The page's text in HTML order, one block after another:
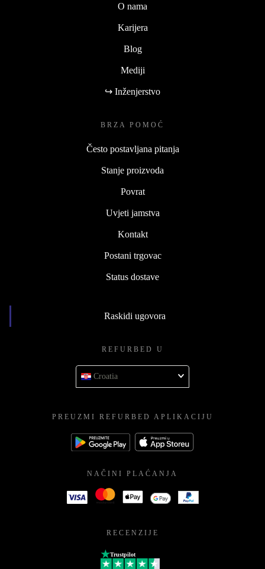
O nama
Karijera
Blog
Mediji
↪ Inženjerstvo
BRZA POMOĆ
Često postavljana pitanja
Stanje proizvoda
Povrat
Uvjeti jamstva
Kontakt
Postani trgovac
Status dostave
Raskidi ugovora
REFURBED U
Croatia
PREUZMI REFURBED APLIKACIJU
NAČINI PLAĆANJA
RECENZIJE
Trustpilot